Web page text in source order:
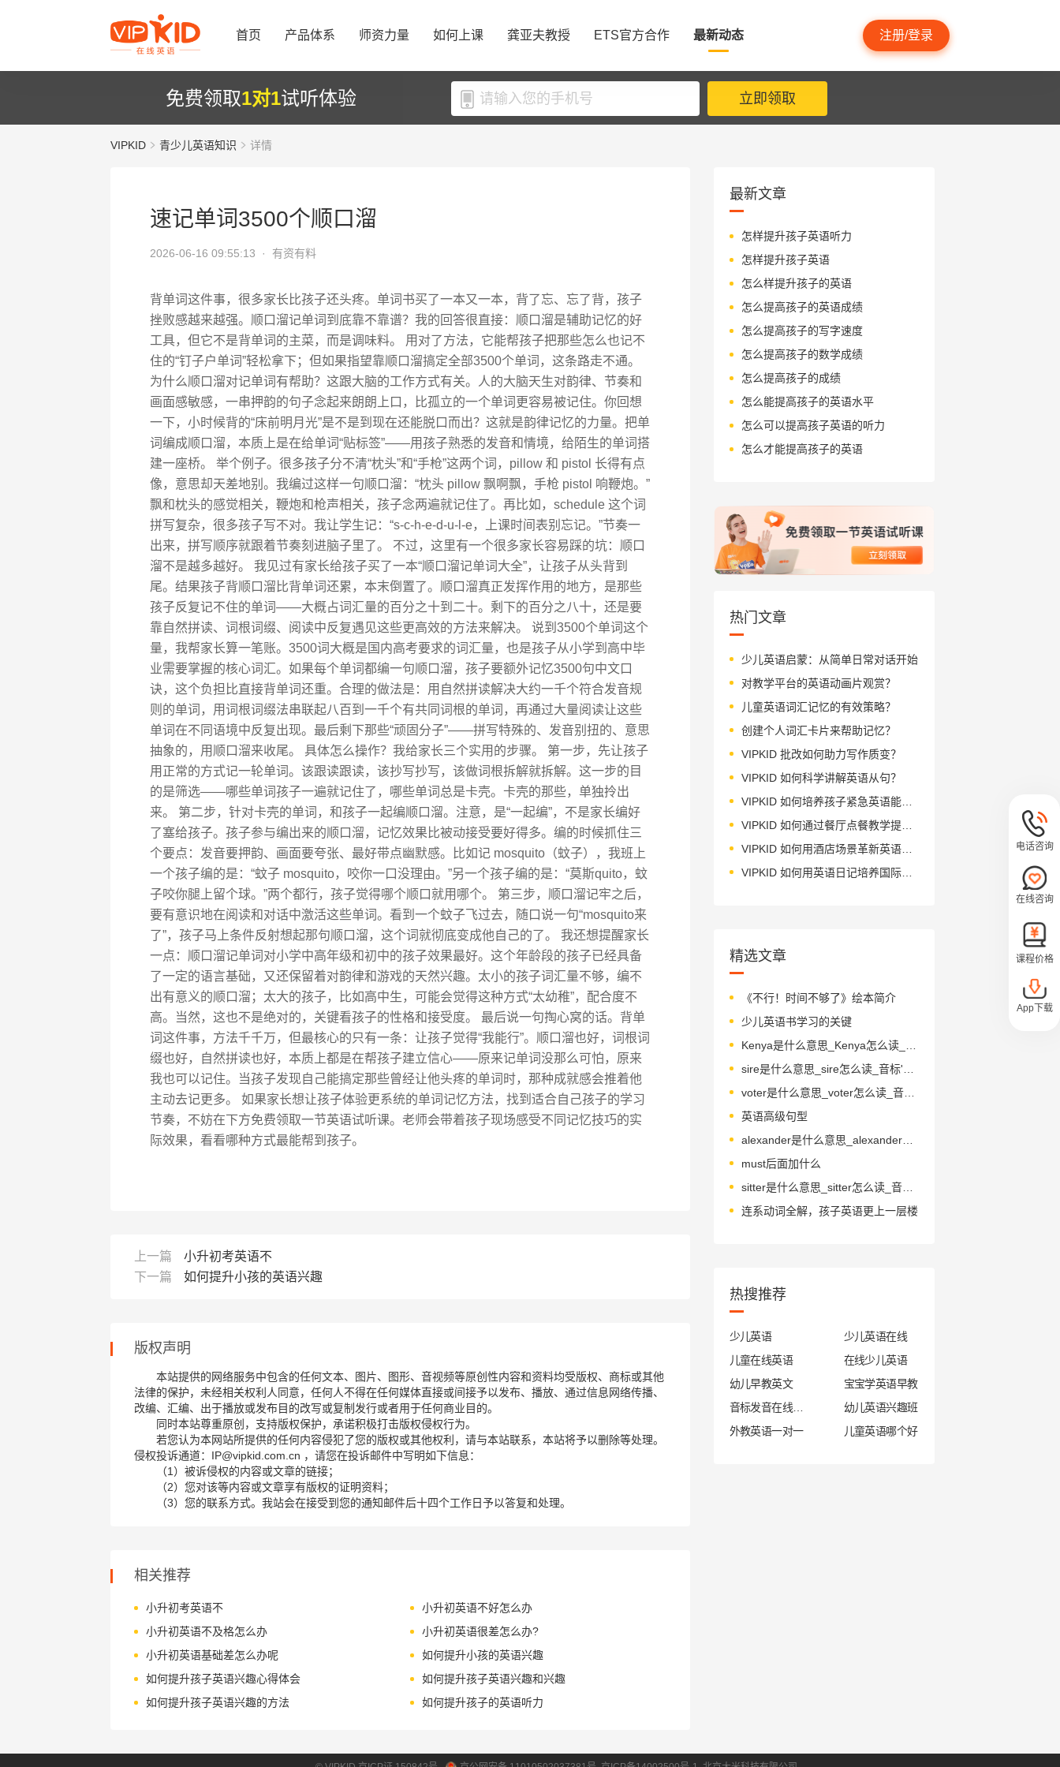
首页 产品体系 师资力量 如何上课 龚亚夫教授 ETS官方合作 最新动态 注册/登录
免费领取1对1试听体验 立即领取
VIPKID 青少儿英语知识 详情
速记单词3500个顺口溜
2026-06-16 09:55:13 · 有资有料
背单词这件事，很多家长比孩子还头疼。单词书买了一本又一本，背了忘、忘了背，孩子
挫败感越来越强。顺口溜记单词到底靠不靠谱？我的回答很直接：顺口溜是辅助记忆的好
工具，但它不是背单词的主菜，而是调味料。 用对了方法，它能帮孩子把那些怎么也记不
住的“钉子户单词”轻松拿下；但如果指望靠顺口溜搞定全部3500个单词，这条路走不通。
为什么顺口溜对记单词有帮助？这跟大脑的工作方式有关。人的大脑天生对韵律、节奏和
画面感敏感，一串押韵的句子念起来朗朗上口，比孤立的一个单词更容易被记住。你回想
一下，小时候背的“床前明月光”是不是到现在还能脱口而出？这就是韵律记忆的力量。把单
词编成顺口溜，本质上是在给单词“贴标签”——用孩子熟悉的发音和情境，给陌生的单词搭
建一座桥。 举个例子。很多孩子分不清“枕头”和“手枪”这两个词，pillow 和 pistol 长得有点
像，意思却天差地别。我编过这样一句顺口溜：“枕头 pillow 飘啊飘，手枪 pistol 响鞭炮。”
飘和枕头的感觉相关，鞭炮和枪声相关，孩子念两遍就记住了。再比如，schedule 这个词
拼写复杂，很多孩子写不对。我让学生记：“s-c-h-e-d-u-l-e，上课时间表别忘记。”节奏一
出来，拼写顺序就跟着节奏刻进脑子里了。 不过，这里有一个很多家长容易踩的坑：顺口
溜不是越多越好。 我见过有家长给孩子买了一本“顺口溜记单词大全”，让孩子从头背到
尾。结果孩子背顺口溜比背单词还累，本末倒置了。顺口溜真正发挥作用的地方，是那些
孩子反复记不住的单词——大概占词汇量的百分之十到二十。剩下的百分之八十，还是要
靠自然拼读、词根词缀、阅读中反复遇见这些更高效的方法来解决。 说到3500个单词这个
量，我帮家长算一笔账。3500词大概是国内高考要求的词汇量，也是孩子从小学到高中毕
业需要掌握的核心词汇。如果每个单词都编一句顺口溜，孩子要额外记忆3500句中文口
诀，这个负担比直接背单词还重。合理的做法是：用自然拼读解决大约一千个符合发音规
则的单词，用词根词缀法串联起八百到一千个有共同词根的单词，再通过大量阅读让这些
单词在不同语境中反复出现。最后剩下那些“顽固分子”——拼写特殊的、发音别扭的、意思
抽象的，用顺口溜来收尾。 具体怎么操作？我给家长三个实用的步骤。 第一步，先让孩子
用正常的方式记一轮单词。该跟读跟读，该抄写抄写，该做词根拆解就拆解。这一步的目
的是筛选——哪些单词孩子一遍就记住了，哪些单词总是卡壳。卡壳的那些，单独拎出
来。 第二步，针对卡壳的单词，和孩子一起编顺口溜。注意，是“一起编”，不是家长编好
了塞给孩子。孩子参与编出来的顺口溜，记忆效果比被动接受要好得多。编的时候抓住三
个要点：发音要押韵、画面要夸张、最好带点幽默感。比如记 mosquito（蚊子），我班上
一个孩子编的是：“蚊子 mosquito，咬你一口没理由。”另一个孩子编的是：“莫斯quito，蚊
子咬你腿上留个球。”两个都行，孩子觉得哪个顺口就用哪个。 第三步，顺口溜记牢之后，
要有意识地在阅读和对话中激活这些单词。看到一个蚊子飞过去，随口说一句“mosquito来
了”，孩子马上条件反射想起那句顺口溜，这个词就彻底变成他自己的了。 我还想提醒家长
一点：顺口溜记单词对小学中高年级和初中的孩子效果最好。这个年龄段的孩子已经具备
了一定的语言基础，又还保留着对韵律和游戏的天然兴趣。太小的孩子词汇量不够，编不
出有意义的顺口溜；太大的孩子，比如高中生，可能会觉得这种方式“太幼稚”，配合度不
高。当然，这也不是绝对的，关键看孩子的性格和接受度。 最后说一句掏心窝的话。背单
词这件事，方法千千万，但最核心的只有一条：让孩子觉得“我能行”。顺口溜也好，词根词
缀也好，自然拼读也好，本质上都是在帮孩子建立信心——原来记单词没那么可怕，原来
我也可以记住。当孩子发现自己能搞定那些曾经让他头疼的单词时，那种成就感会推着他
主动去记更多。 如果家长想让孩子体验更系统的单词记忆方法，找到适合自己孩子的学习
节奏，不妨在下方免费领取一节英语试听课。老师会带着孩子现场感受不同记忆技巧的实
际效果，看看哪种方式最能帮到孩子。
上一篇
小升初考英语不
下一篇
如何提升小孩的英语兴趣
版权声明
本站提供的网络服务中包含的任何文本、图片、图形、音视频等原创性内容和资料均受版权、商标或其他
法律的保护，未经相关权利人同意，任何人不得在任何媒体直接或间接予以发布、播放、通过信息网络传播、
改编、汇编、出于播放或发布目的改写或复制发行或者用于任何商业目的。
同时本站尊重原创，支持版权保护，承诺积极打击版权侵权行为。
若您认为本网站所提供的任何内容侵犯了您的版权或其他权利，请与本站联系，本站将予以删除等处理。
侵权投诉通道：IP@vipkid.com.cn ，请您在投诉邮件中写明如下信息：
（1）被诉侵权的内容或文章的链接；
（2）您对该等内容或文章享有版权的证明资料；
（3）您的联系方式。我站会在接受到您的通知邮件后十四个工作日予以答复和处理。
相关推荐
小升初考英语不
小升初英语不好怎么办
小升初英语不及格怎么办
小升初英语很差怎么办?
小升初英语基础差怎么办呢
如何提升小孩的英语兴趣
如何提升孩子英语兴趣心得体会
如何提升孩子英语兴趣和兴趣
如何提升孩子英语兴趣的方法
如何提升孩子的英语听力
最新文章
怎样提升孩子英语听力
怎样提升孩子英语
怎么样提升孩子的英语
怎么提高孩子的英语成绩
怎么提高孩子的写字速度
怎么提高孩子的数学成绩
怎么提高孩子的成绩
怎么能提高孩子的英语水平
怎么可以提高孩子英语的听力
怎么才能提高孩子的英语
热门文章
少儿英语启蒙：从简单日常对话开始
对教学平台的英语动画片观赏？
儿童英语词汇记忆的有效策略？
创建个人词汇卡片来帮助记忆？
VIPKID 批改如何助力写作质变？
VIPKID 如何科学讲解英语从句？
VIPKID 如何培养孩子紧急英语能力？
VIPKID 如何通过餐厅点餐教学提升少儿英语应用能力？
VIPKID 如何用酒店场景革新英语教学？
VIPKID 如何用英语日记培养国际化人才？
精选文章
《不行！时间不够了》绘本简介
少儿英语书学习的关键
voter是什么意思_voter怎么读_音标ˈvəʊtə(r)
英语高级句型
alexander是什么意思_alexander怎么读_音标ˌælɪgˈzændə
must后面加什么
sitter是什么意思_sitter怎么读_音标'sɪtə(r)
连系动词全解，孩子英语更上一层楼
热搜推荐
少儿英语
少儿英语在线
儿童在线英语
在线少儿英语
幼儿早教英文
宝宝学英语早教
幼儿英语兴趣班
外教英语一对一
儿童英语哪个好
电话咨询
在线咨询
课程价格
App下载